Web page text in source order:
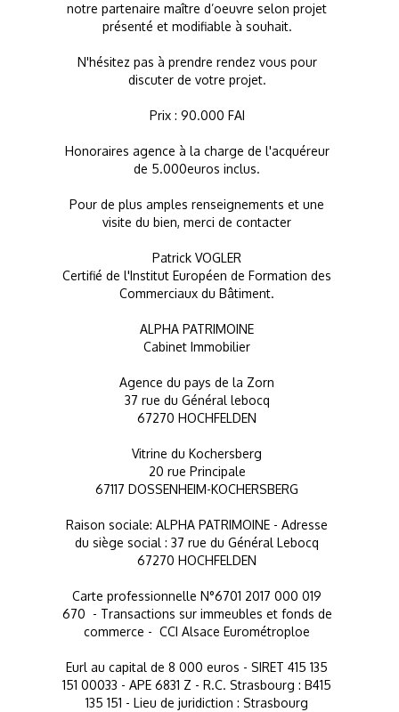
notre partenaire maître d’oeuvre selon projet
présenté et modifiable à souhait.
N'hésitez pas à prendre rendez vous pour
discuter de votre projet.
Prix : 90.000 FAI
Honoraires agence à la charge de l'acquéreur
de 5.000euros inclus.
Pour de plus amples renseignements et une
visite du bien, merci de contacter
Patrick VOGLER
Certifié de l'Institut Européen de Formation des
Commerciaux du Bâtiment.
ALPHA PATRIMOINE
Cabinet Immobilier
Agence du pays de la Zorn
37 rue du Général lebocq
67270 HOCHFELDEN
Vitrine du Kochersberg
20 rue Principale
67117 DOSSENHEIM-KOCHERSBERG
Raison sociale: ALPHA PATRIMOINE - Adresse
du siège social : 37 rue du Général Lebocq
67270 HOCHFELDEN
Carte professionnelle N°6701 2017 000 019
670 - Transactions sur immeubles et fonds de
commerce - CCI Alsace Eurométroploe
Eurl au capital de 8 000 euros - SIRET 415 135
151 00033 - APE 6831 Z - R.C. Strasbourg : B415
135 151 - Lieu de juridiction : Strasbourg